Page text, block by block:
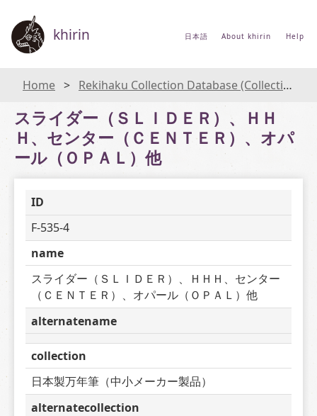
khirin 日本語 About khirin Help
Home Rekihaku Collection Database (Collections Database of the National Museum of Japanese History)
スライダー（ＳＬＩＤＥＲ）、ＨＨ
Ｈ、センター（ＣＥＮＴＥＲ）、オパ
ール（ＯＰＡＬ）他
ID
F-535-4
name
スライダー（ＳＬＩＤＥＲ）、ＨＨＨ、センター
（ＣＥＮＴＥＲ）、オパール（ＯＰＡＬ）他
alternatename
collection
日本製万年筆（中小メーカー製品）
alternatecollection